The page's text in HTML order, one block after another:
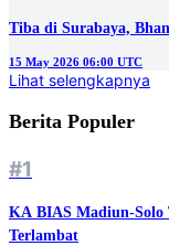
Tiba di Surabaya,
15 May 2026 06:00 UTC
Lihat selengkapnya
Berita Populer
#1
KA BIAS Madiun-Solo
Terlambat